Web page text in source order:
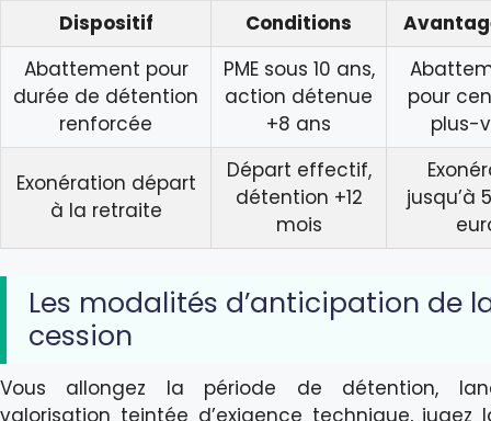
Dispositif
Conditions
Abattement pour
durée de détention
renforcée
PME sous 10 ans,
action détenue
+8 ans
pour
plus-
Exonération départ
à la retraite
Départ effectif,
détention +12
mois
jusqu’à
Les modalités d’anticipation de
cession
Vous allongez la période de détention,